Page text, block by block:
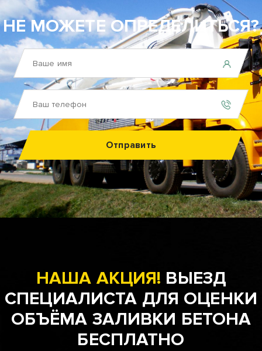
НЕ МОЖЕТЕ ОПРЕДЕЛИТЬСЯ?
Отправить
НАША АКЦИЯ! ВЫЕЗД
СПЕЦИАЛИСТА ДЛЯ ОЦЕНКИ
ОБЪЁМА ЗАЛИВКИ БЕТОНА
БЕСПЛАТНО